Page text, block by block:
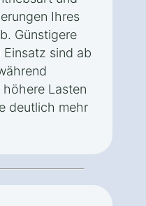
Ihres
Günstigere
sind ab
Lasten
deutlich mehr